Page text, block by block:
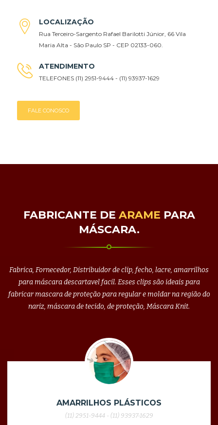
LOCALIZAÇÃO
Rua Terceiro-Sargento Rafael Barilotti Júnior, 66 Vila
Maria Alta - São Paulo SP - CEP 02133-060.
ATENDIMENTO
TELEFONES (11) 2951-9444 - (11) 93937-1629
FALE CONOSCO
FABRICANTE DE ARAME PARA
MÁSCARA.
Fabrica, Fornecedor, Distribuidor de clip, fecho, lacre, amarrilhos
para máscara descartavel facil. Esses clips são ideais para
fabricar mascara de proteção para regular e moldar na região do
nariz, máscara de tecido, de proteção, Máscara Knit.
AMARRILHOS PLÁSTICOS
(11) 2951-9444 - (11) 93937-1629